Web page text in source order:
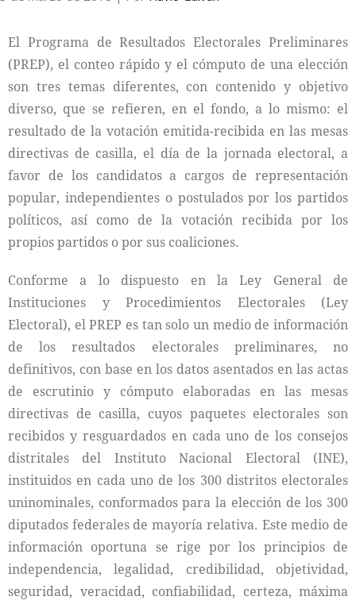
El Programa de Resultados Electorales Preliminares
(PREP), el conteo rápido y el cómputo de una elección
son tres temas diferentes, con contenido y objetivo
diverso, que se refieren, en el fondo, a lo mismo: el
resultado de la votación emitida-recibida en las mesas
directivas de casilla, el día de la jornada electoral, a
favor de los candidatos a cargos de representación
popular, independientes o postulados por los partidos
políticos, así como de la votación recibida por los
propios partidos o por sus coaliciones.
Conforme a lo dispuesto en la Ley General de
Instituciones y Procedimientos Electorales (Ley
Electoral), el PREP es tan solo un medio de información
de los resultados electorales preliminares, no
definitivos, con base en los datos asentados en las actas
de escrutinio y cómputo elaboradas en las mesas
directivas de casilla, cuyos paquetes electorales son
recibidos y resguardados en cada uno de los consejos
distritales del Instituto Nacional Electoral (INE),
instituidos en cada uno de los 300 distritos electorales
uninominales, conformados para la elección de los 300
diputados federales de mayoría relativa. Este medio de
información oportuna se rige por los principios de
independencia, legalidad, credibilidad, objetividad,
seguridad, veracidad, confiabilidad, certeza, máxima